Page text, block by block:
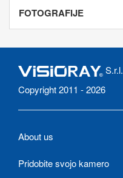
FOTOGRAFIJE
S.r.l.
Copyright 2011 - 2026
About us
Pridobite svojo kamero